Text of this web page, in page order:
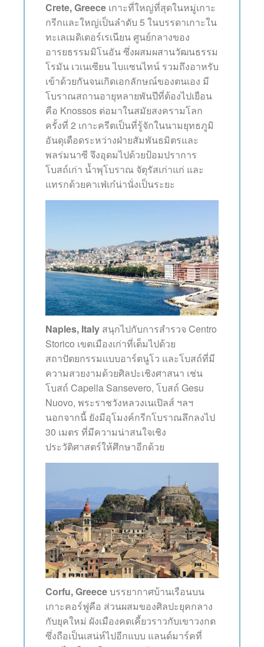
Crete, Greece เกาะที่ใหญ่ที่สุดในหมู่เกาะ
กรีกและใหญ่เป็นลำดับ 5 ในบรรดาเกาะใน
ทะเลเมดิเตอร์เรเนียน ศูนย์กลางของ
อารยธรรมมิโนอัน ซึ่งผสมผสานวัฒนธรรม
โรมัน เวเนเซียน ไบแซนไทน์ รวมถึงอาหรับ
เข้าด้วยกันจนเกิดเอกลักษณ์ของตนเอง มี
โบราณสถานอายุหลายพันปีที่ต้องไปเยือน
คือ Knossos ต่อมาในสมัยสงครามโลก
ครั้งที่ 2 เกาะครีตเป็นที่รู้จักในนามยุทธภูมิ
อันดุเดือดระหว่างฝ่ายสัมพันธมิตรและ
พลร่มนาซี จึงอุดมไปด้วยป้อมปราการ
โบสถ์เก่า น้ำพุโบราณ จัตุรัสเก่าแก่ และ
แทรกด้วยคาเฟ่เก๋น่านั่งเป็นระยะ
Naples, Italy สนุกไปกับการสำรวจ Centro
Storico เขตเมืองเก่าที่เต็มไปด้วย
สถาปัตยกรรมเเบบอาร์ตนูโว เเละโบสถ์ที่มี
ความสวยงามด้วยศิลปะเชิงศาสนา เช่น
โบสถ์ Capella Sansevero, โบสถ์ Gesu
Nuovo, พระราชวังหลวงเนเปิลส์ ฯลฯ
นอกจากนี้ ยังมีอุโมงค์กรีกโบราณลึกลงไป
30 เมตร ที่มีความน่าสนใจเชิง
ประวัติศาสตร์ให้ศึกษาอีกด้วย
Corfu, Greeceบรรยากาศบ้านเรือนบน
เกาะคอร์ฟูคือ ส่วนผสมของศิลปะยุคกลาง
กับยุคใหม่ ผังเมืองคดเคี้ยวราวกับเขาวงกต
ซึ่งถือเป็นเสน่ห์ไปอีกแบบ แลนด์มาร์คที่